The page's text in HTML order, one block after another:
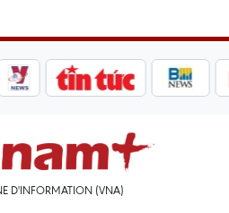
D'INFORMATION (VNA)